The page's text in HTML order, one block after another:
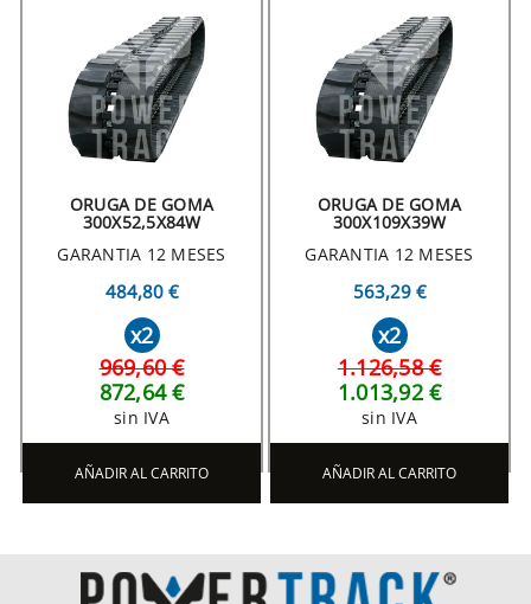
ORUGA DE GOMA
300X52,5X84W
GARANTIA 12 MESES
484,80 €
x2
969,60 €
872,64 €
sin IVA
AÑADIR AL CARRITO
ORUGA DE GOMA
300X109X39W
GARANTIA 12 MESES
563,29 €
x2
1.126,58 €
1.013,92 €
sin IVA
AÑADIR AL CARRITO